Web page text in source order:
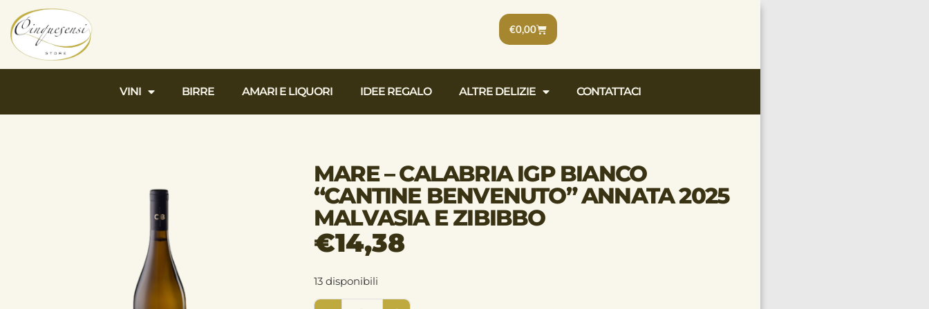
€0,00
VINI BIRRE AMARI E LIQUORI IDEE REGALO ALTRE DELIZIE CONTATTACI
MARE – CALABRIA IGP BIANCO
“CANTINE BENVENUTO” ANNATA 2025
MALVASIA E ZIBIBBO
€14,38
13 disponibili